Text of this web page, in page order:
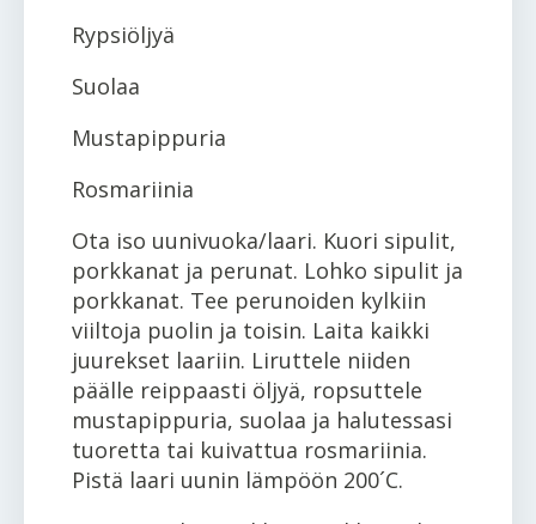
Rypsiöljyä
Suolaa
Mustapippuria
Rosmariinia
Ota iso uunivuoka/laari. Kuori sipulit,
porkkanat ja perunat. Lohko sipulit ja
porkkanat. Tee perunoiden kylkiin
viiltoja puolin ja toisin. Laita kaikki
juurekset laariin. Liruttele niiden
päälle reippaasti öljyä, ropsuttele
mustapippuria, suolaa ja halutessasi
tuoretta tai kuivattua rosmariinia.
Pistä laari uunin lämpöön 200´C.